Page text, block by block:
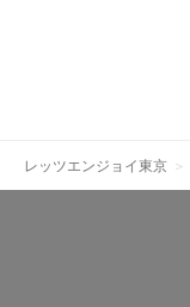
レッツエンジョイ東京